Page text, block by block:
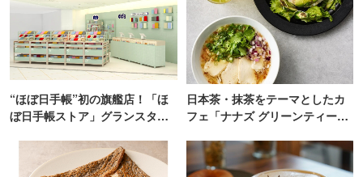
“ほぼ日手帳”初の旗艦店！「ほ
ぼ日手帳ストア」グランスタ東
日本茶・抹茶をテーマとしたカ
フェ「ナナズ グリーンティー」